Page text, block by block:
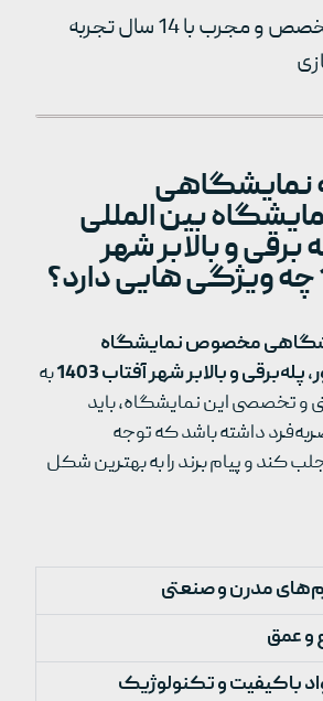
تیم متخصص و مجرب با 14 سال تجربه
نمایشگاهی
بین المللی
برقی و بالابر شهر
مخصوص نمایشگاه
و بالابر شهر آفتاب 1403
به
و تخصصی این نمایشگاه، باید
داشته باشد که توجه
کند و پیام برند را به بهترین شکل
مدرن و صنعتی
و عمق
باکیفیت و تکنولوژیک